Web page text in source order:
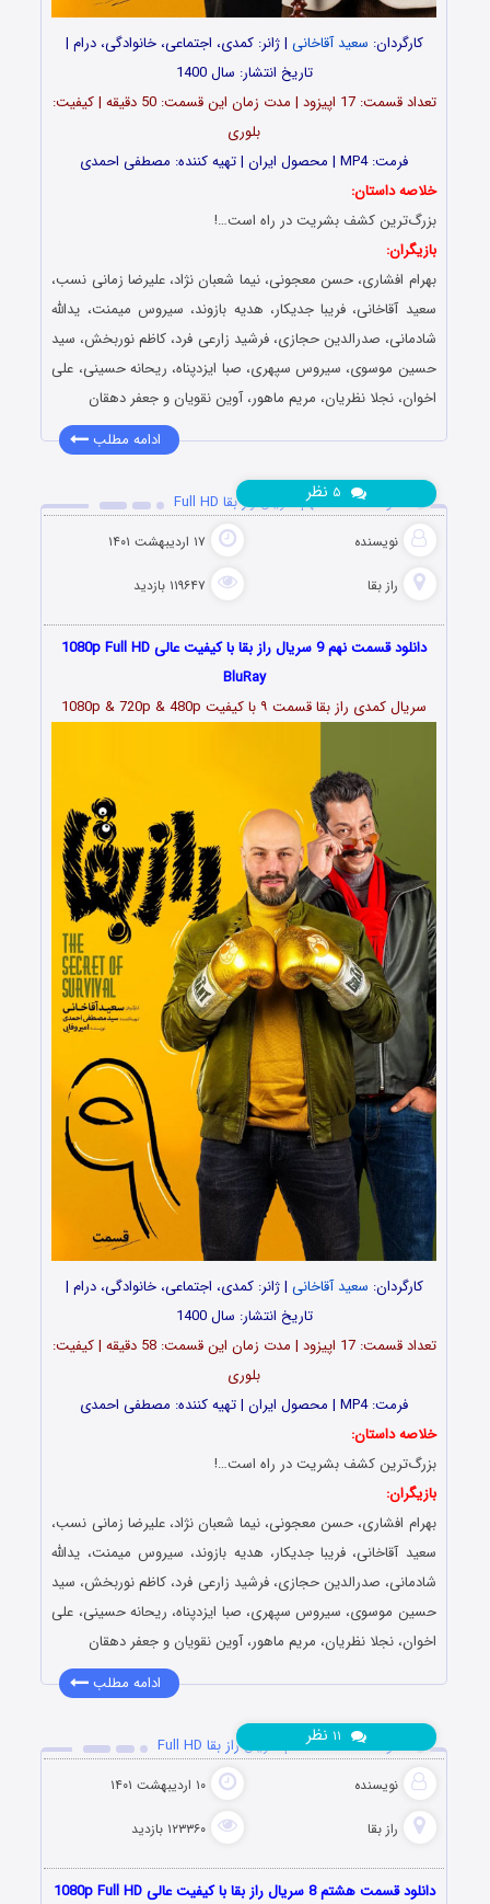
کارگردان: سعید آقاخانی | ژانر: کمدی، اجتماعی، خانوادگی، درام |
تاریخ انتشار: سال 1400
تعداد قسمت: 17 اپیزود | مدت زمان این قسمت: 50 دقیقه | کیفیت:
بلوری
فرمت: MP4 | محصول ایران | تهیه کننده: مصطفی احمدی
خلاصه داستان:
بزرگ‌ترین کشف بشریت در راه است…!
بازیگران:
بهرام افشاری، حسن معجونی، نیما شعبان نژاد، علیرضا زمانی نسب،
سعید آقاخانی، فریبا جدیکار، هدیه بازوند، سیروس میمنت، یدالله
شادمانی، صدرالدین حجازی، فرشید زارعی فرد، کاظم نوربخش، سید
حسین موسوی، سیروس سپهری، صبا ایزدپناه، ریحانه حسینی، علی
اخوان، نجلا نظریان، مریم ماهور، آوین نقویان و جعفر دهقان
ادامه مطلب
دانلود قسمت 9 نهم سریال راز بقا Full HD
نویسنده ۱۷ اردیبهشت ۱۴۰۱
راز بقا ۱۱۹۶۴۷ بازدید
نظر
دانلود قسمت نهم 9 سریال راز بقا با کیفیت عالی 1080p Full HD
BluRay
سریال کمدی راز بقا قسمت ۹ با کیفیت 1080p & 720p & 480p
کارگردان: سعید آقاخانی | ژانر: کمدی، اجتماعی، خانوادگی، درام |
تاریخ انتشار: سال 1400
تعداد قسمت: 17 اپیزود | مدت زمان این قسمت: 58 دقیقه | کیفیت:
بلوری
فرمت: MP4 | محصول ایران | تهیه کننده: مصطفی احمدی
خلاصه داستان:
بزرگ‌ترین کشف بشریت در راه است…!
بازیگران:
بهرام افشاری، حسن معجونی، نیما شعبان نژاد، علیرضا زمانی نسب،
سعید آقاخانی، فریبا جدیکار، هدیه بازوند، سیروس میمنت، یدالله
شادمانی، صدرالدین حجازی، فرشید زارعی فرد، کاظم نوربخش، سید
حسین موسوی، سیروس سپهری، صبا ایزدپناه، ریحانه حسینی، علی
اخوان، نجلا نظریان، مریم ماهور، آوین نقویان و جعفر دهقان
ادامه مطلب
دانلود قسمت 8 هشتم سریال راز بقا Full HD
نویسنده ۱۰ اردیبهشت ۱۴۰۱
راز بقا ۱۲۳۳۶۰ بازدید
نظر
دانلود قسمت هشتم 8 سریال راز بقا با کیفیت عالی 1080p Full HD